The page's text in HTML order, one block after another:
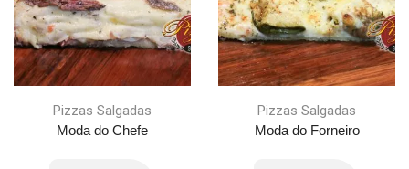
Pizzas Salgadas
Moda do Chefe
Pizzas Salgadas
Moda do Forneiro